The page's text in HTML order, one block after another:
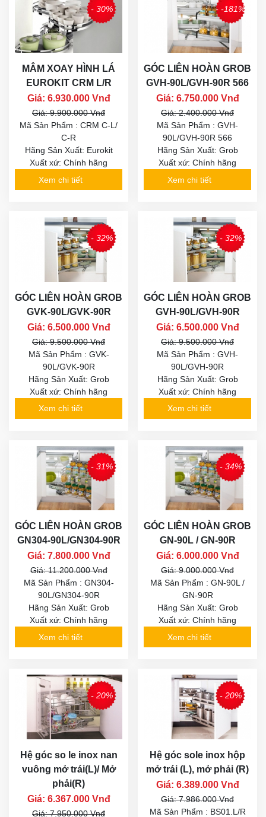
- 30%
MÂM XOAY HÌNH LÁ
EUROKIT CRM L/R
Giá: 6.930.000 Vnđ
Giá: 9.900.000 Vnđ
Mã Sản Phẩm : CRM C-L/
C-R
Hãng Sản Xuất: Eurokit
Xuất xứ: Chính hãng
Xem chi tiết
- -181%
GÓC LIÊN HOÀN GROB
GVH-90L/GVH-90R 566
Giá: 6.750.000 Vnđ
Giá: 2.400.000 Vnđ
Mã Sản Phẩm : GVH-
90L/GVH-90R 566
Hãng Sản Xuất: Grob
Xuất xứ: Chính hãng
Xem chi tiết
- 32%
GÓC LIÊN HOÀN GROB
GVK-90L/GVK-90R
Giá: 6.500.000 Vnđ
Giá: 9.500.000 Vnđ
Mã Sản Phẩm : GVK-
90L/GVK-90R
Hãng Sản Xuất: Grob
Xuất xứ: Chính hãng
Xem chi tiết
- 32%
GÓC LIÊN HOÀN GROB
GVH-90L/GVH-90R
Giá: 6.500.000 Vnđ
Giá: 9.500.000 Vnđ
Mã Sản Phẩm : GVH-
90L/GVH-90R
Hãng Sản Xuất: Grob
Xuất xứ: Chính hãng
Xem chi tiết
- 31%
GÓC LIÊN HOÀN GROB
GN304-90L/GN304-90R
Giá: 7.800.000 Vnđ
Giá: 11.200.000 Vnđ
Mã Sản Phẩm : GN304-
90L/GN304-90R
Hãng Sản Xuất: Grob
Xuất xứ: Chính hãng
Xem chi tiết
- 34%
GÓC LIÊN HOÀN GROB
GN-90L / GN-90R
Giá: 6.000.000 Vnđ
Giá: 9.000.000 Vnđ
Mã Sản Phẩm : GN-90L /
GN-90R
Hãng Sản Xuất: Grob
Xuất xứ: Chính hãng
Xem chi tiết
- 20%
Hệ góc so le inox nan
vuông mở trái(L)/ Mở
phải(R)
Giá: 6.367.000 Vnđ
Giá: 7.950.000 Vnđ
- 20%
Hệ góc sole inox hộp
mở trái (L), mở phải (R)
Giá: 6.389.000 Vnđ
Giá: 7.986.000 Vnđ
Mã Sản Phẩm : BS01.L/R